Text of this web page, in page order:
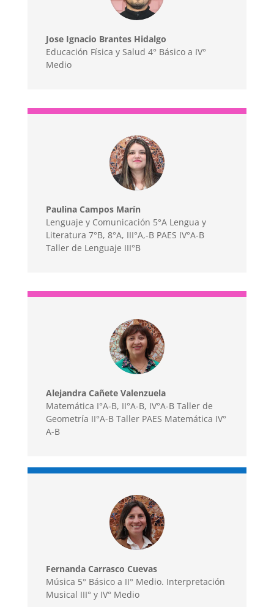
Jose Ignacio Brantes Hidalgo
Educación Física y Salud 4° Básico a IV°
Medio
Paulina Campos Marín
Lenguaje y Comunicación 5°A Lengua y
Literatura 7°B, 8°A, III°A,-B PAES IV°A-B
Taller de Lenguaje III°B
Alejandra Cañete Valenzuela
Matemática I°A-B, II°A-B, IV°A-B Taller de
Geometría II°A-B Taller PAES Matemática IV°
A-B
Fernanda Carrasco Cuevas
Música 5° Básico a II° Medio. Interpretación
Musical III° y IV° Medio